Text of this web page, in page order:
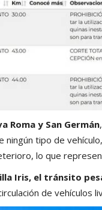
Roma y San Germán
ningún tipo de
lo que
Iris, el tránsito
de vehículos